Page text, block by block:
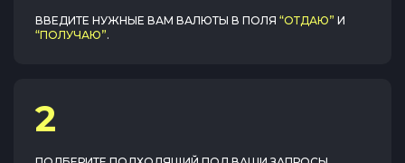
ВВЕДИТЕ НУЖНЫЕ ВАМ ВАЛЮТЫ В ПОЛЯ “ОТДАЮ” И
“ПОЛУЧАЮ”.
2